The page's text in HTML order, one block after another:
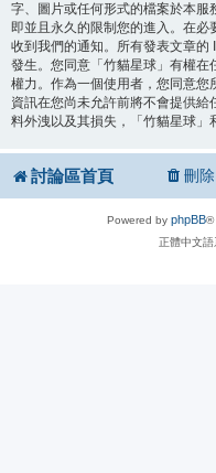
字、圖片或任何形式的檔案於本服
即並且永久的限制您的進入。在必
收到我們的通知。所有發表文章的
發生。您同意「竹貓星球」有權在
權力。作為一個使用者，您同意
資訊在您尚未允許前將不會提供
料外洩以及其損失，「竹貓星球」
討論區首頁 刪
Powered by phpBB®
正體中文語